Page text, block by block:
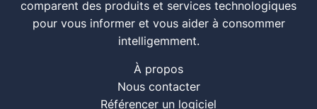
comparent des produits et services technologiques
pour vous informer et vous aider à consommer
intelligemment.
À propos
Nous contacter
Référencer un logiciel